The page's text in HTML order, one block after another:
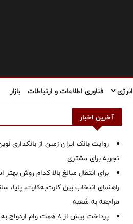
انرژی فناوری اطلاعات و ارتباطات بازار
آخرین اخبار
روایت بانک ایران زمین از بانکداری
تجربه برای مشتری
برای انتقال مبالغ بالا کدام روش
راهنمای انتخاب بین کارت‌به‌کارت، پایا،
مراجعه به شعبه
پرداخت بیش از ۸ همت وام